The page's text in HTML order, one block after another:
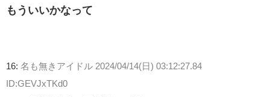
もういいかなって
16: 名も無きアイドル 2024/04/14(日) 03:12:27.84
ID:GEVJxTKd0